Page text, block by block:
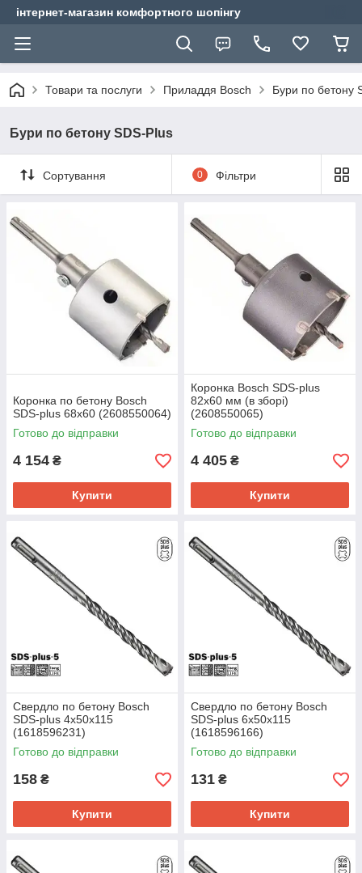
інтернет-магазин комфортного шопінгу
Товари та послуги Приладдя Bosch Бури по бетону
Бури по бетону SDS-Plus
Сортування 0 Фільтри
Коронка по бетону Bosch
SDS-plus 68x60 (2608550064)
Готово до відправки
4 154 ₴
Купити
Коронка Bosch SDS-plus
82x60 мм (в зборі)
(2608550065)
Готово до відправки
4 405 ₴
Купити
Свердло по бетону Bosch
SDS-plus 4х50х115
(1618596231)
Готово до відправки
158 ₴
Купити
Свердло по бетону Bosch
SDS-plus 6х50х115
(1618596166)
Готово до відправки
131 ₴
Купити